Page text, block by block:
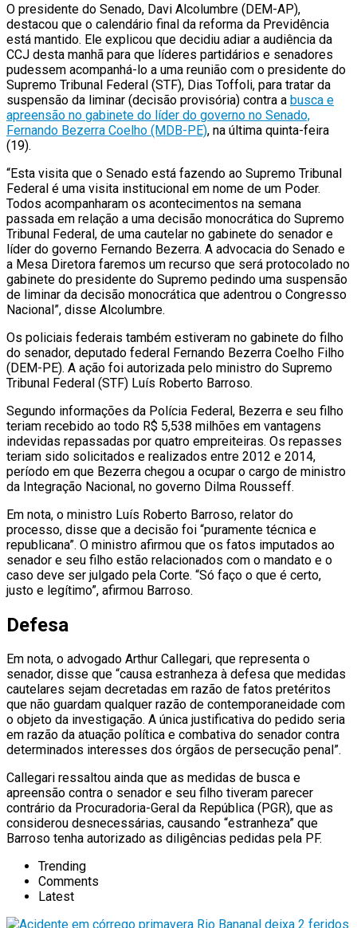
O presidente do Senado, Davi Alcolumbre (DEM-AP),
destacou que o calendário final da reforma da Previdência
está mantido. Ele explicou que decidiu adiar a audiência da
CCJ desta manhã para que líderes partidários e senadores
pudessem acompanhá-lo a uma reunião com o presidente do
Supremo Tribunal Federal (STF), Dias Toffoli, para tratar da
suspensão da liminar (decisão provisória) contra a busca e
apreensão no gabinete do líder do governo no Senado,
Fernando Bezerra Coelho (MDB-PE), na última quinta-feira
(19).
“Esta visita que o Senado está fazendo ao Supremo Tribunal
Federal é uma visita institucional em nome de um Poder.
Todos acompanharam os acontecimentos na semana
passada em relação a uma decisão monocrática do Supremo
Tribunal Federal, de uma cautelar no gabinete do senador e
líder do governo Fernando Bezerra. A advocacia do Senado e
a Mesa Diretora faremos um recurso que será protocolado no
gabinete do presidente do Supremo pedindo uma suspensão
de liminar da decisão monocrática que adentrou o Congresso
Nacional”, disse Alcolumbre.
Os policiais federais também estiveram no gabinete do filho
do senador, deputado federal Fernando Bezerra Coelho Filho
(DEM-PE). A ação foi autorizada pelo ministro do Supremo
Tribunal Federal (STF) Luís Roberto Barroso.
Segundo informações da Polícia Federal, Bezerra e seu filho
teriam recebido ao todo R$ 5,538 milhões em vantagens
indevidas repassadas por quatro empreiteiras. Os repasses
teriam sido solicitados e realizados entre 2012 e 2014,
período em que Bezerra chegou a ocupar o cargo de ministro
da Integração Nacional, no governo Dilma Rousseff.
Em nota, o ministro Luís Roberto Barroso, relator do
processo, disse que a decisão foi “puramente técnica e
republicana”. O ministro afirmou que os fatos imputados ao
senador e seu filho estão relacionados com o mandato e o
caso deve ser julgado pela Corte. “Só faço o que é certo,
justo e legítimo”, afirmou Barroso.
Defesa
Em nota, o advogado Arthur Callegari, que representa o
senador, disse que “causa estranheza à defesa que medidas
cautelares sejam decretadas em razão de fatos pretéritos
que não guardam qualquer razão de contemporaneidade com
o objeto da investigação. A única justificativa do pedido seria
em razão da atuação política e combativa do senador contra
determinados interesses dos órgãos de persecução penal”.
Callegari ressaltou ainda que as medidas de busca e
apreensão contra o senador e seu filho tiveram parecer
contrário da Procuradoria-Geral da República (PGR), que as
considerou desnecessárias, causando “estranheza” que
Barroso tenha autorizado as diligências pedidas pela PF.
Trending
Comments
Latest